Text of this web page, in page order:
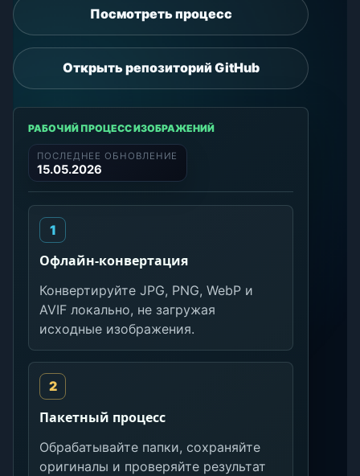
Посмотреть процесс
Открыть репозиторий GitHub
РАБОЧИЙ ПРОЦЕСС ИЗОБРАЖЕНИЙ
ПОСЛЕДНЕЕ ОБНОВЛЕНИЕ
15.05.2026
Офлайн-конвертация
Конвертируйте JPG, PNG, WebP и
AVIF локально, не загружая
исходные изображения.
Пакетный процесс
Обрабатывайте папки, сохраняйте
оригиналы и проверяйте результат